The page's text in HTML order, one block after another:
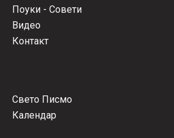
Поуки - Совети
Видео
Контакт
Свето Писмо
Календар